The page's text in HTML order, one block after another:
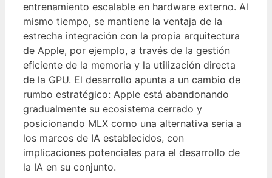
entrenamiento escalable en hardware externo. Al
mismo tiempo, se mantiene la ventaja de la
estrecha integración con la propia arquitectura
de Apple, por ejemplo, a través de la gestión
eficiente de la memoria y la utilización directa
de la GPU. El desarrollo apunta a un cambio de
rumbo estratégico: Apple está abandonando
gradualmente su ecosistema cerrado y
posicionando MLX como una alternativa seria a
los marcos de IA establecidos, con
implicaciones potenciales para el desarrollo de
la IA en su conjunto.